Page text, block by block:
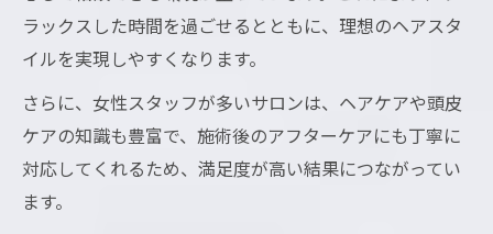
ラックスした時間を過ごせるとともに、理想のヘアスタ
イルを実現しやすくなります。
さらに、女性スタッフが多いサロンは、ヘアケアや頭皮
ケアの知識も豊富で、施術後のアフターケアにも丁寧に
対応してくれるため、満足度が高い結果につながってい
ます。